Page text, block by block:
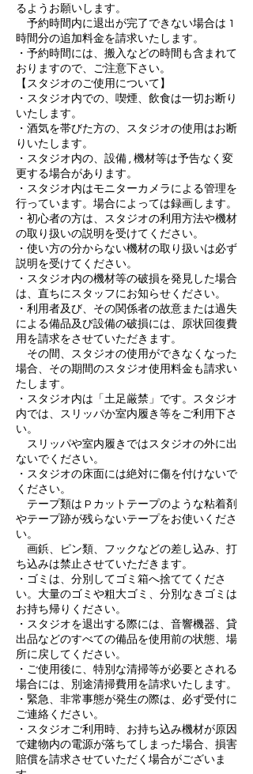
るようお願いします。
予約時間内に退出が完了できない場合は 1
時間分の追加料金を請求いたします。
・予約時間には、搬入などの時間も含まれて
おりますので、ご注意下さい。
【スタジオのご使用について】
・スタジオ内での、喫煙、飲食は一切お断り
いたします。
・酒気を帯びた方の、スタジオの使用はお断
りいたします。
・スタジオ内の、設備 , 機材等は予告なく変
更する場合があります。
・スタジオ内はモニターカメラによる管理を
行っています。場合によっては録画します。
・初心者の方は、スタジオの利用方法や機材
の取り扱いの説明を受けてください。
・使い方の分からない機材の取り扱いは必ず
説明を受けてください。
・スタジオ内の機材等の破損を発見した場合
は、直ちにスタッフにお知らせください。
・利用者及び、その関係者の故意または過失
による備品及び設備の破損には、原状回復費
用を請求をさせていただきます。
その間、スタジオの使用ができなくなった
場合、その期間のスタジオ使用料金も請求い
たします。
・スタジオ内は「土足厳禁」です。スタジオ
内では、スリッパか室内履き等をご利用下さ
い。
スリッパや室内履きではスタジオの外に出
ないでください。
・スタジオの床面には絶対に傷を付けないで
ください。
テープ類は P カットテープのような粘着剤
やテープ跡が残らないテープをお使いくださ
い。
画鋲、ピン類、フックなどの差し込み、打
ち込みは禁止させていただきます。
・ゴミは、分別してゴミ箱へ捨ててくださ
い。大量のゴミや粗大ゴミ、分別なきゴミは
お持ち帰りください。
・スタジオを退出する際には、音響機器、貸
出品などのすべての備品を使用前の状態、場
所に戻してください。
・ご使用後に、特別な清掃等が必要とされる
場合には、別途清掃費用を請求いたします。
・緊急、非常事態が発生の際は、必ず受付に
ご連絡ください。
・スタジオご利用時、お持ち込み機材が原因
で建物内の電源が落ちてしまった場合、損害
賠償を請求させていただく場合がございま